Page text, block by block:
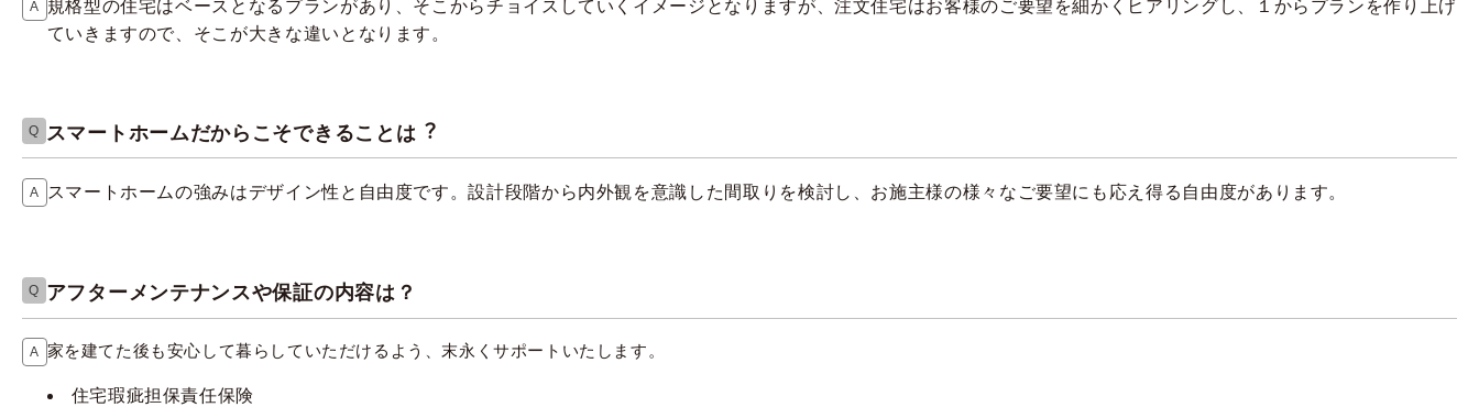
規格型の住宅はベースとなるプランがあり、そこからチョイスしていくイメージとなりますが、注文住宅はお客様のご要望を細かくヒアリングし、１からプランを作り上げ
ていきますので、そこが大きな違いとなります。
スマートホームだからこそできることは︖
スマートホームの強みはデザイン性と自由度です。設計段階から内外観を意識した間取りを検討し、お施主様の様々なご要望にも応え得る自由度があります。
アフターメンテナンスや保証の内容は？
家を建てた後も安心して暮らしていただけるよう、末永くサポートいたします。
住宅瑕疵担保責任保険